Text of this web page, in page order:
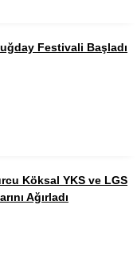
Festivali Başladı
Köksal YKS ve LGS
Ağırladı